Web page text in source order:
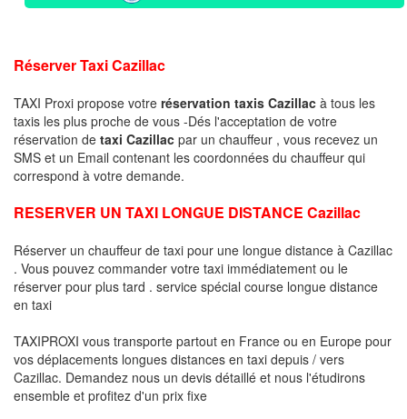
Réserver Taxi Cazillac
TAXI Proxi propose votre réservation taxis Cazillac à tous les
taxis les plus proche de vous -Dés l'acceptation de votre
réservation de taxi Cazillac par un chauffeur , vous recevez un
SMS et un Email contenant les coordonnées du chauffeur qui
correspond à votre demande.
RESERVER UN TAXI LONGUE DISTANCE Cazillac
Réserver un chauffeur de taxi pour une longue distance à Cazillac
. Vous pouvez commander votre taxi immédiatement ou le
réserver pour plus tard . service spécial course longue distance
en taxi
TAXIPROXI vous transporte partout en France ou en Europe pour
vos déplacements longues distances en taxi depuis / vers
Cazillac. Demandez nous un devis détaillé et nous l'étudirons
ensemble et profitez d'un prix fixe